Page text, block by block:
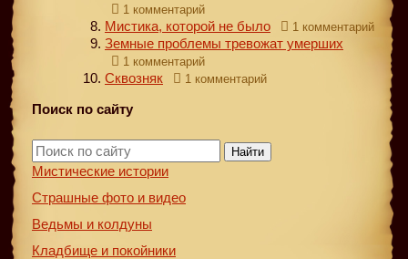
1 комментарий
Мистика, которой не было 1 комментарий
Земные проблемы тревожат умерших
1 комментарий
Сквозняк 1 комментарий
Поиск по сайту
Найти
Мистические истории
Страшные фото и видео
Ведьмы и колдуны
Кладбище и покойники